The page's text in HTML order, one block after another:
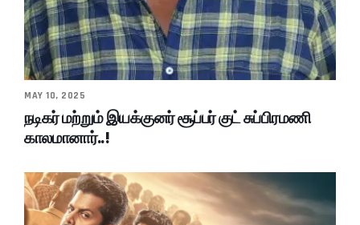
MAY 10, 2025
நடிகர் மற்றும் இயக்குனர் சூப்பர் குட் சுப்பிரமணி
காலமானார்..!